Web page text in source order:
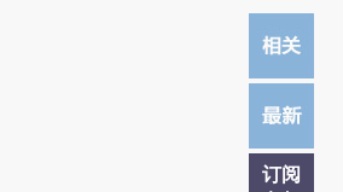
订阅